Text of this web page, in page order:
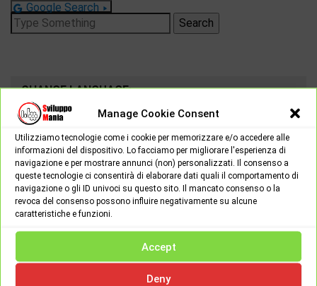
Manage Cookie Consent
Utilizziamo tecnologie come i cookie per memorizzare e/o accedere alle
informazioni del dispositivo. Lo facciamo per migliorare l'esperienza di
navigazione e per mostrare annunci (non) personalizzati. Il consenso a
queste tecnologie ci consentirà di elaborare dati quali il comportamento di
navigazione o gli ID univoci su questo sito. Il mancato consenso o la
revoca del consenso possono influire negativamente su alcune
caratteristiche e funzioni.
Accept
Deny
Google Search
Search
for:
CHANGE LANGUAGE:
Password